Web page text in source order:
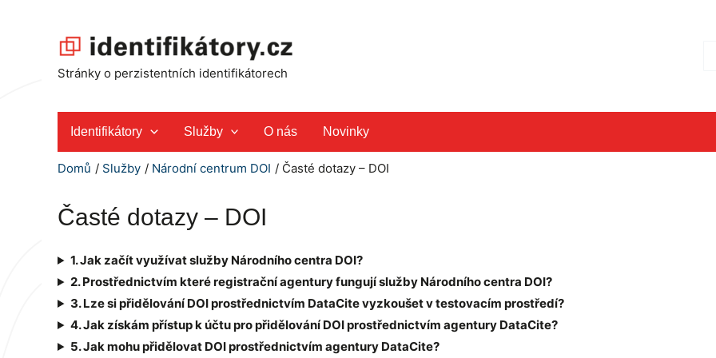
Stránky o perzistentních identifikátorech
Identifikátory Služby O nás Novinky
Domů Služby Národní centrum DOI Časté dotazy – DOI
Časté dotazy – DOI
1. Jak začít využívat služby Národního centra DOI?
2. Prostřednictvím které registrační agentury fungují služby Národního centra DOI?
3. Lze si přidělování DOI prostřednictvím DataCite vyzkoušet v testovacím prostředí?
4. Jak získám přístup k účtu pro přidělování DOI prostřednictvím agentury DataCite?
5. Jak mohu přidělovat DOI prostřednictvím agentury DataCite?